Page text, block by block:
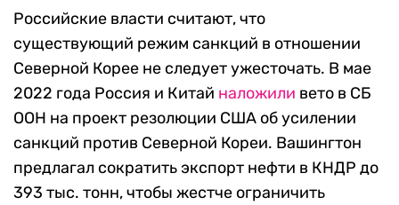
Российские власти считают, что
существующий режим санкций в отношении
Северной Корее не следует ужесточать. В мае
2022 года Россия и Китай наложили вето в СБ
ООН на проект резолюции США об усилении
санкций против Северной Кореи. Вашингтон
предлагал сократить экспорт нефти в КНДР до
393 тыс. тонн, чтобы жестче ограничить